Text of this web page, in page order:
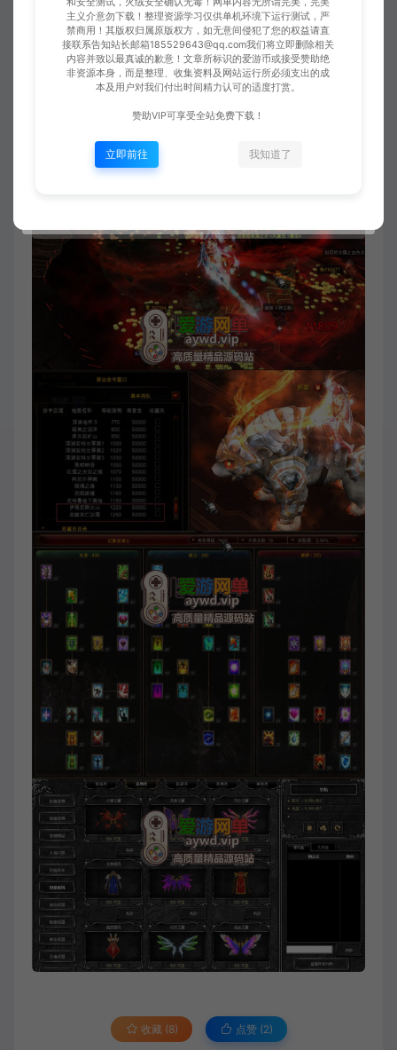
收藏 (8) 点赞 (2)
主义介意勿下载！整理资源学习仅供单机环境下运行测试，严
禁商用！其版权归属原版权方，如无意间侵犯了您的权益请直
接联系告知站长邮箱185529643@qq.com我们将立即删除相关
内容并致以最真诚的歉意！文章所标识的爱游币或接受赞助绝
非资源本身，而是整理、收集资料及网站运行所必须支出的成
本及用户对我们付出时间精力认可的适度打赏。
赞助VIP可享受全站免费下载！
立即前往 我知道了